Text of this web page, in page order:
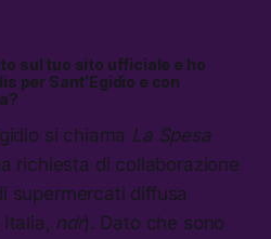
sul tuo sito ufficiale e ho
per Sant’Egidio e con
si chiama La Spesa
richiesta di collaborazione
supermercati diffusa
ndr). Dato che sono